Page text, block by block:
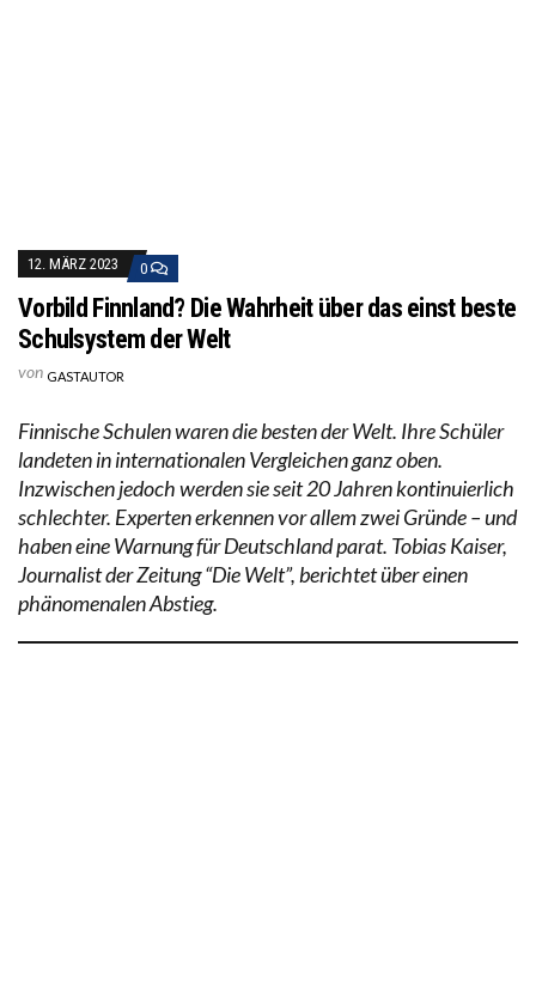
12. MÄRZ 2023 0
Vorbild Finnland? Die Wahrheit über das einst beste
Schulsystem der Welt
von GASTAUTOR
Finnische Schulen waren die besten der Welt. Ihre Schüler
landeten in internationalen Vergleichen ganz oben.
Inzwischen jedoch werden sie seit 20 Jahren kontinuierlich
schlechter. Experten erkennen vor allem zwei Gründe – und
haben eine Warnung für Deutschland parat. Tobias Kaiser,
Journalist der Zeitung “Die Welt”, berichtet über einen
phänomenalen Abstieg.